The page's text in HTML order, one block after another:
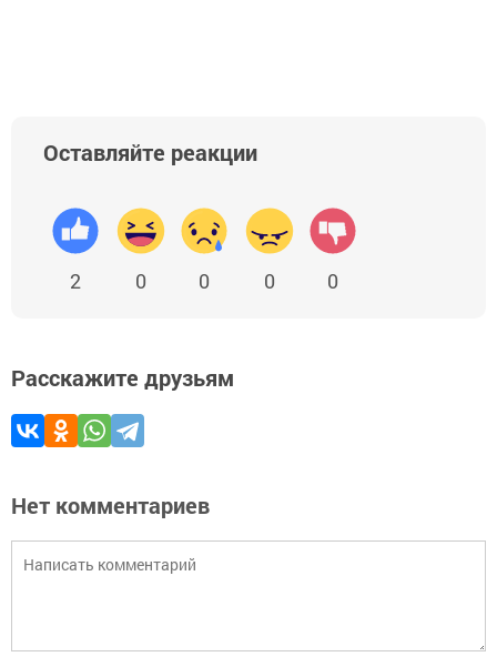
Оставляйте реакции
2 0 0 0 0
Расскажите друзьям
Нет комментариев